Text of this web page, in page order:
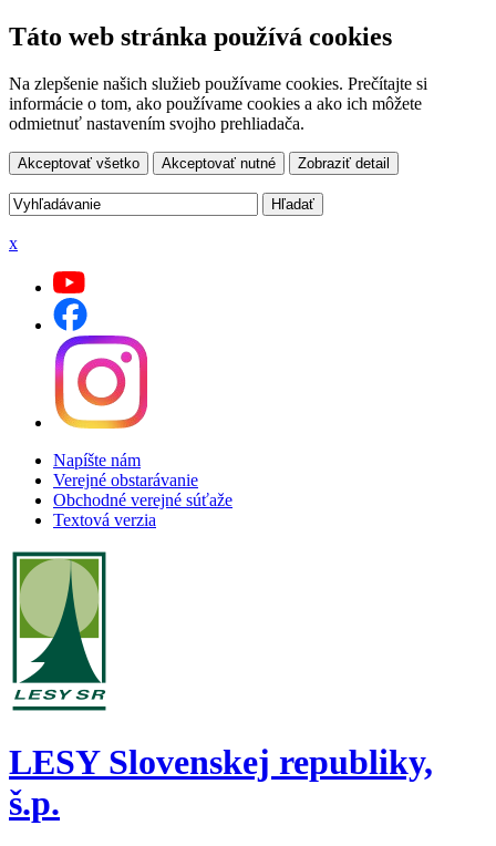
Táto web stránka používá cookies
Na zlepšenie našich služieb používame cookies. Prečítajte si
informácie o tom, ako používame cookies a ako ich môžete
odmietnuť nastavením svojho prehliadača.
Akceptovať všetko Akceptovať nutné Zobraziť detail
x
Napíšte nám
Verejné obstarávanie
Obchodné verejné súťaže
Textová verzia
LESY Slovenskej republiky,
š.p.